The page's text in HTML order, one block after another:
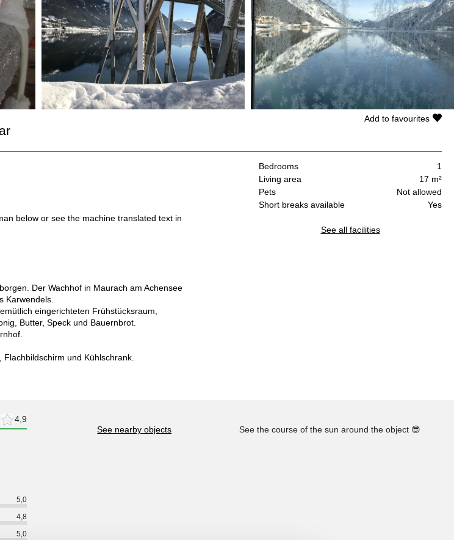
Bedrooms
1
Living area
17 m²
Pets
Not allowed
Short breaks available
Yes
See all facilities
Add to favourites
below or see the machine translated text in
Der Wachhof in Maurach am Achensee
Karwendels.
eingerichteten Frühstücksraum,
Butter, Speck und Bauernbrot.
und Kühlschrank.
4,9
5,0
4,8
5,0
See nearby objects See the course of the sun around the object 😎